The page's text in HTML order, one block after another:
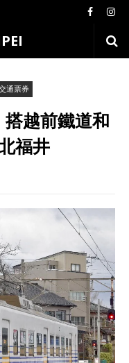
通票券
搭越前鐵道和
福井